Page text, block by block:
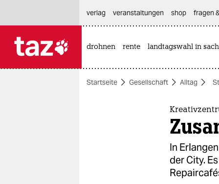
themen
verlag
veranstaltungen shop fragen
drohnen rente landtagswahl in
Startseite Gesellschaft Alltag
In
der City.